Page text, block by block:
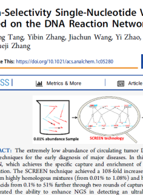
学
院
刘
翼
副
教
授
在
《A
n
a
l
y
t
i